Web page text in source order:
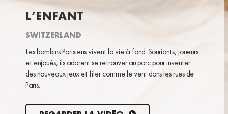
L’ENFANT
SWITZERLAND
Les bambins Parisiens vivent la vie à fond. Souriants, joueurs
et enjoués, ils adorent se retrouver au parc pour inventer
des nouveaux jeux et filer comme le vent dans les rues de
Paris.